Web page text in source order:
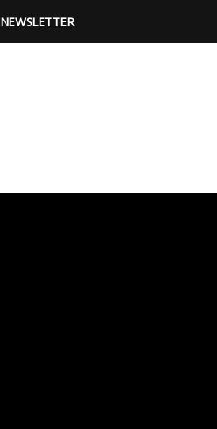
NEWSLETTER